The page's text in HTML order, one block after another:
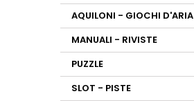
AQUILONI - GIOCHI D'ARIA
MANUALI - RIVISTE
PUZZLE
SLOT - PISTE